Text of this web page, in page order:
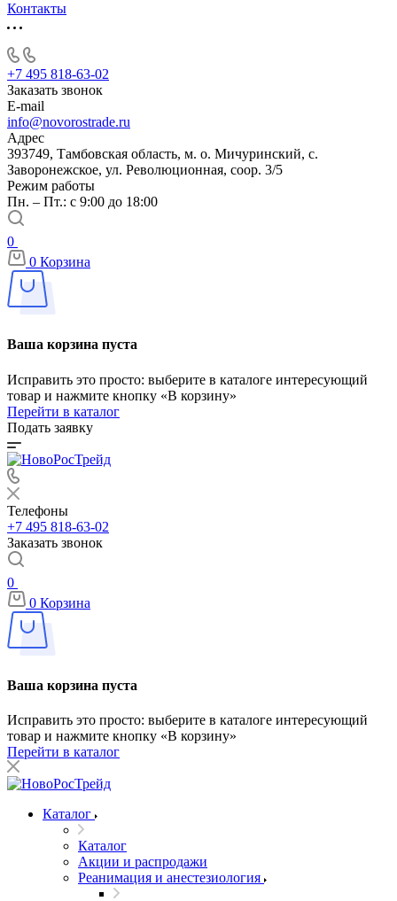
Контакты
+7 495 818-63-02
Заказать звонок
E-mail
info@novorostrade.ru
Адрес
393749, Тамбовская область, м. о. Мичуринский, с.
Заворонежское, ул. Революционная, соор. 3/5
Режим работы
Пн. – Пт.: с 9:00 до 18:00
0
0 Корзина
Ваша корзина пуста
Исправить это просто: выберите в каталоге интересующий
товар и нажмите кнопку «В корзину»
Перейти в каталог
Подать заявку
Телефоны
+7 495 818-63-02
Заказать звонок
0
0 Корзина
Ваша корзина пуста
Исправить это просто: выберите в каталоге интересующий
товар и нажмите кнопку «В корзину»
Перейти в каталог
Каталог
Каталог
Акции и распродажи
Реанимация и анестезиология